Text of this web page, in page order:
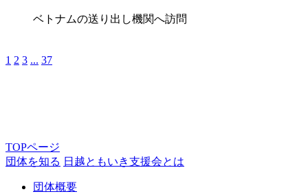
ベトナムの送り出し機関へ訪問
1 2 3 ... 37
TOPページ
団体を知る 日越ともいき支援会とは
団体概要